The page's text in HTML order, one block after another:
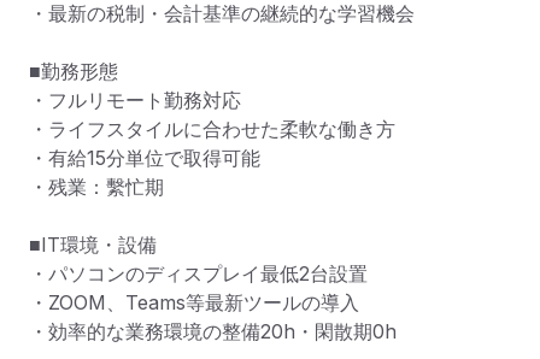
・最新の税制・会計基準の継続的な学習機会
■勤務形態
・フルリモート勤務対応
・ライフスタイルに合わせた柔軟な働き方
・有給15分単位で取得可能
・残業：繫忙期
■IT環境・設備
・パソコンのディスプレイ最低2台設置
・ZOOM、Teams等最新ツールの導入
・効率的な業務環境の整備20h・閑散期0h